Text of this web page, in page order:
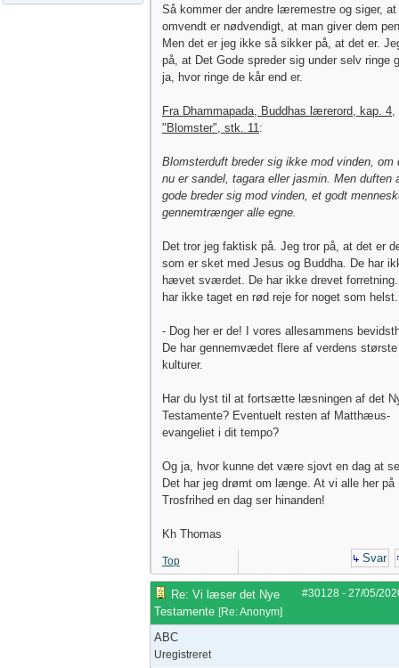
Så kommer der andre læremestre og siger, at
omvendt er nødvendigt, at man giver dem
Men det er jeg ikke så sikker på, at det er.
på, at Det Gode spreder sig under selv ringe
ja, hvor ringe de kår end er.
Fra Dhammapada, Buddhas lærerord, kap. 4,
"Blomster", stk. 11:
Blomsterduft breder sig ikke mod vinden, om
nu er sandel, tagara eller jasmin. Men duften
gode breder sig mod vinden, et godt
gennemtrænger alle egne.
Det tror jeg faktisk på. Jeg tror på, at det er
som er sket med Jesus og Buddha. De har
hævet sværdet. De har ikke drevet
har ikke taget en rød reje for noget som helst.
- Dog her er de! I vores allesammens
De har gennemvædet flere af verdens største
kulturer.
Har du lyst til at fortsætte læsningen af det
Testamente? Eventuelt resten af Matthæus-
evangeliet i dit tempo?
Og ja, hvor kunne det være sjovt en dag at
Det har jeg drømt om længe. At vi alle her på
Trosfrihed en dag ser hinanden!
Kh Thomas
Top Svar
#30128 - 27/05/
Re: Vi læser det Nye
Testamente [Re: Anonym]
ABC
Uregistreret